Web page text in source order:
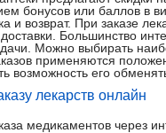
бонусов или баллов в
и возврат. При заказе
Большинство
Можно выбирать
применяются
возможность его
лекарств онлайн
медикаментов через